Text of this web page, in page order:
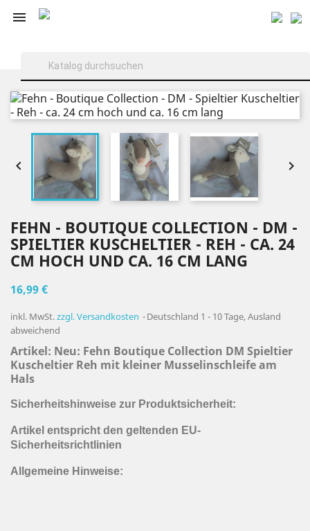

 
FEHN - BOUTIQUE COLLECTION - DM -
SPIELTIER KUSCHELTIER - REH - CA. 24
CM HOCH UND CA. 16 CM LANG
16,99 €
inkl. MwSt.zzgl. Versandkosten
Deutschland 1 - 10 Tage, Ausland
abweichend
Artikel: Neu: Fehn Boutique Collection DM Spieltier
Kuscheltier Reh mit kleiner Musselinschleife am
Hals
Sicherheitshinweise zur Produktsicherheit:
Artikel entspricht den geltenden EU-
Sicherheitsrichtlinien
Allgemeine Hinweise: